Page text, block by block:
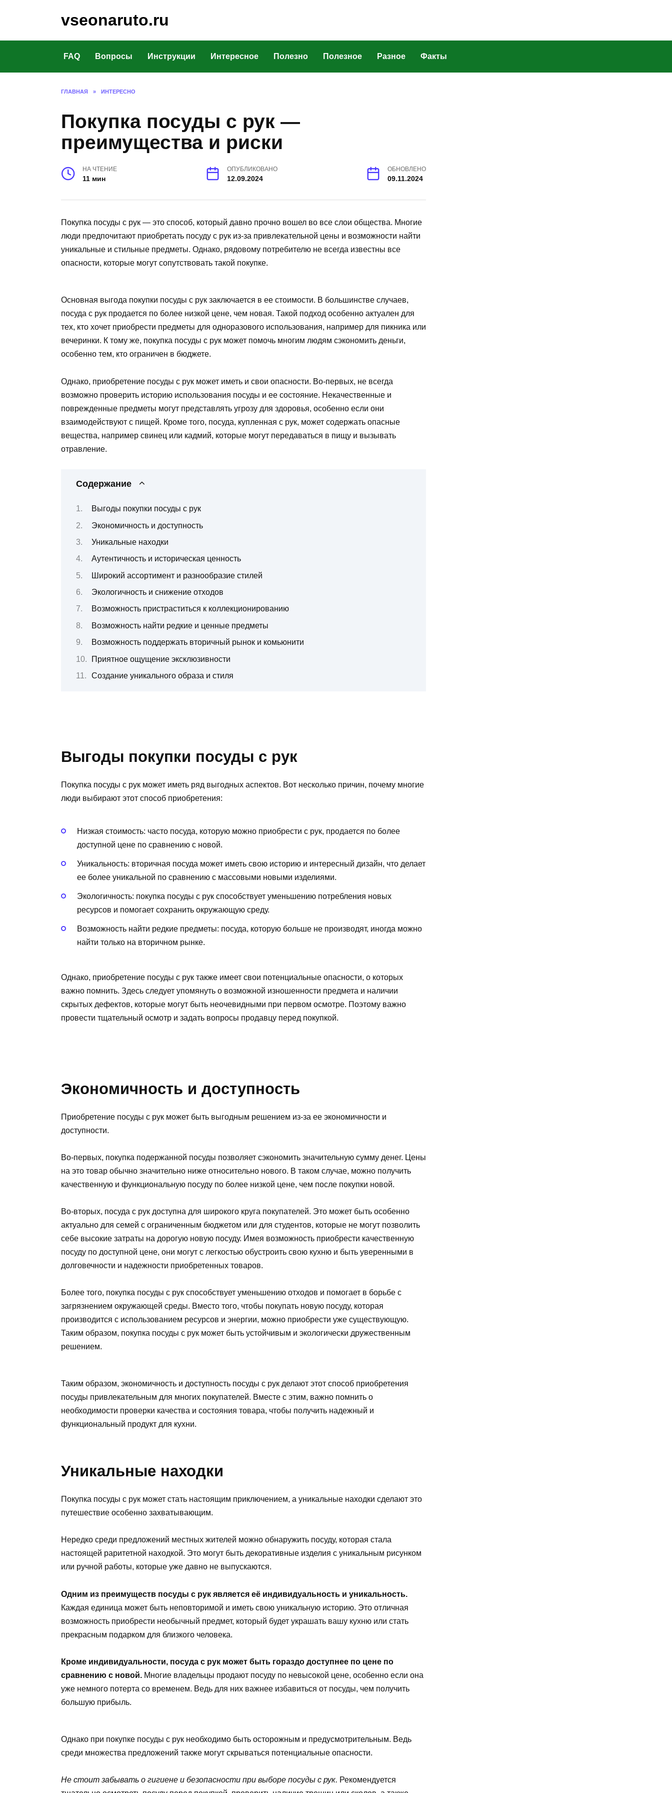
vseonaruto.ru
FAQ Вопросы Инструкции Интересное Полезно Полезное Разное Факты
ГЛАВНАЯ » ИНТЕРЕСНО
Покупка посуды с рук —
преимущества и риски
НА ЧТЕНИЕ
11 мин
ОПУБЛИКОВАНО
12.09.2024
ОБНОВЛЕНО
09.11.2024
Покупка посуды с рук — это способ, который давно прочно вошел во все слои общества. Многие
люди предпочитают приобретать посуду с рук из-за привлекательной цены и возможности найти
уникальные и стильные предметы. Однако, рядовому потребителю не всегда известны все
опасности, которые могут сопутствовать такой покупке.
Основная выгода покупки посуды с рук заключается в ее стоимости. В большинстве случаев,
посуда с рук продается по более низкой цене, чем новая. Такой подход особенно актуален для
тех, кто хочет приобрести предметы для одноразового использования, например для пикника или
вечеринки. К тому же, покупка посуды с рук может помочь многим людям сэкономить деньги,
особенно тем, кто ограничен в бюджете.
Однако, приобретение посуды с рук может иметь и свои опасности. Во-первых, не всегда
возможно проверить историю использования посуды и ее состояние. Некачественные и
поврежденные предметы могут представлять угрозу для здоровья, особенно если они
взаимодействуют с пищей. Кроме того, посуда, купленная с рук, может содержать опасные
вещества, например свинец или кадмий, которые могут передаваться в пищу и вызывать
отравление.
Содержание
Выгоды покупки посуды с рук
Экономичность и доступность
Уникальные находки
Аутентичность и историческая ценность
Широкий ассортимент и разнообразие стилей
Экологичность и снижение отходов
Возможность пристраститься к коллекционированию
Возможность найти редкие и ценные предметы
Возможность поддержать вторичный рынок и комьюнити
Приятное ощущение эксклюзивности
Создание уникального образа и стиля
Выгоды покупки посуды с рук
Покупка посуды с рук может иметь ряд выгодных аспектов. Вот несколько причин, почему многие
люди выбирают этот способ приобретения:
Низкая стоимость: часто посуда, которую можно приобрести с рук, продается по более
доступной цене по сравнению с новой.
Уникальность: вторичная посуда может иметь свою историю и интересный дизайн, что делает
ее более уникальной по сравнению с массовыми новыми изделиями.
Экологичность: покупка посуды с рук способствует уменьшению потребления новых
ресурсов и помогает сохранить окружающую среду.
Возможность найти редкие предметы: посуда, которую больше не производят, иногда можно
найти только на вторичном рынке.
Однако, приобретение посуды с рук также имеет свои потенциальные опасности, о которых
важно помнить. Здесь следует упомянуть о возможной изношенности предмета и наличии
скрытых дефектов, которые могут быть неочевидными при первом осмотре. Поэтому важно
провести тщательный осмотр и задать вопросы продавцу перед покупкой.
Экономичность и доступность
Приобретение посуды с рук может быть выгодным решением из-за ее экономичности и
доступности.
Во-первых, покупка подержанной посуды позволяет сэкономить значительную сумму денег. Цены
на это товар обычно значительно ниже относительно нового. В таком случае, можно получить
качественную и функциональную посуду по более низкой цене, чем после покупки новой.
Во-вторых, посуда с рук доступна для широкого круга покупателей. Это может быть особенно
актуально для семей с ограниченным бюджетом или для студентов, которые не могут позволить
себе высокие затраты на дорогую новую посуду. Имея возможность приобрести качественную
посуду по доступной цене, они могут с легкостью обустроить свою кухню и быть уверенными в
долговечности и надежности приобретенных товаров.
Более того, покупка посуды с рук способствует уменьшению отходов и помогает в борьбе с
загрязнением окружающей среды. Вместо того, чтобы покупать новую посуду, которая
производится с использованием ресурсов и энергии, можно приобрести уже существующую.
Таким образом, покупка посуды с рук может быть устойчивым и экологически дружественным
решением.
Таким образом, экономичность и доступность посуды с рук делают этот способ приобретения
посуды привлекательным для многих покупателей. Вместе с этим, важно помнить о
необходимости проверки качества и состояния товара, чтобы получить надежный и
функциональный продукт для кухни.
Уникальные находки
Покупка посуды с рук может стать настоящим приключением, а уникальные находки сделают это
путешествие особенно захватывающим.
Нередко среди предложений местных жителей можно обнаружить посуду, которая стала
настоящей раритетной находкой. Это могут быть декоративные изделия с уникальным рисунком
или ручной работы, которые уже давно не выпускаются.
Одним из преимуществ посуды с рук является её индивидуальность и уникальность.
Каждая единица может быть неповторимой и иметь свою уникальную историю. Это отличная
возможность приобрести необычный предмет, который будет украшать вашу кухню или стать
прекрасным подарком для близкого человека.
Кроме индивидуальности, посуда с рук может быть гораздо доступнее по цене по
сравнению с новой. Многие владельцы продают посуду по невысокой цене, особенно если она
уже немного потерта со временем. Ведь для них важнее избавиться от посуды, чем получить
большую прибыль.
Однако при покупке посуды с рук необходимо быть осторожным и предусмотрительным. Ведь
среди множества предложений также могут скрываться потенциальные опасности.
Не стоит забывать о гигиене и безопасности при выборе посуды с рук. Рекомендуется